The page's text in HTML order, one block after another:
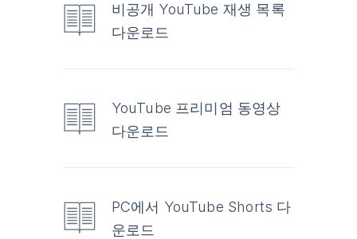
비공개 YouTube 재생 목록
다운로드
YouTube 프리미엄 동영상
다운로드
PC에서 YouTube Shorts 다
운로드